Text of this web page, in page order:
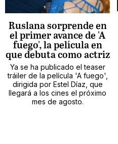
Ruslana sorprende en
el primer avance de 'A
fuego', la película en
que debuta como actriz
Ya se ha publicado el teaser
tráiler de la película 'A fuego',
dirigida por Estel Díaz, que
llegará a los cines el próximo
mes de agosto.